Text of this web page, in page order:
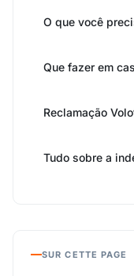
O que você
Que fazer em
Reclamação
Tudo sobre a
SUR CETTE PAGE